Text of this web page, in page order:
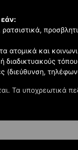
Τα υποχρεωτικά
εάν:
ρατσιστικά,
ατομικά και
διαδικτυακούς
(διεύθυνση,